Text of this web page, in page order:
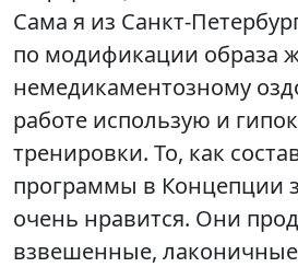
Сама я из Санкт-
по модификации образа
немедикаментозному
работе использую и
тренировки. То, как
программы в Концепции
очень нравится. Они
взвешенные,